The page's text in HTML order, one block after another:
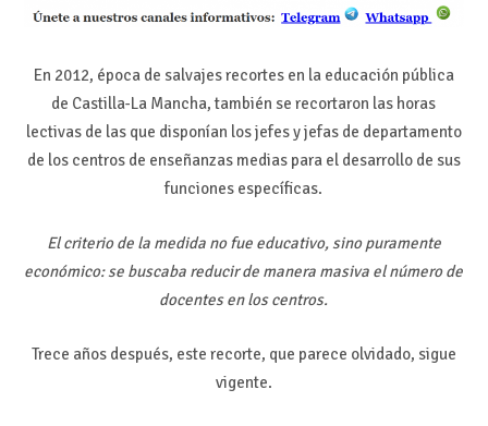
En 2012, época de salvajes recortes en la educación pública
de Castilla-La Mancha, también se recortaron las horas
lectivas de las que disponían los jefes y jefas de departamento
de los centros de enseñanzas medias para el desarrollo de sus
funciones específicas.
El criterio de la medida no fue educativo, sino puramente
económico: se buscaba reducir de manera masiva el número de
docentes en los centros.
Trece años después, este recorte, que parece olvidado, sigue
vigente.